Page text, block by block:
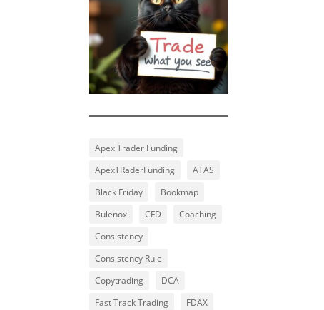
Apex Trader Funding
ApexTRaderFunding
ATAS
Black Friday
Bookmap
Bulenox
CFD
Coaching
Consistency
Consistency Rule
Copytrading
DCA
Fast Track Trading
FDAX